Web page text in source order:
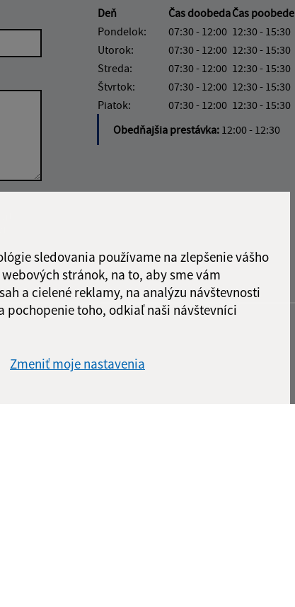
sledovania používame na zlepšenie vášho
stránok, na to, aby sme vám
a cielené reklamy, na analýzu návštevnosti
pochopenie toho, odkiaľ naši návštevníci
Zmeniť moje nastavenia
Deň Čas doobedaČas poobede
Pondelok:
07:30 - 12:00 12:30 - 15:30
Utorok:
07:30 - 12:00 12:30 - 15:30
Streda:
07:30 - 12:00 12:30 - 15:30
Štvrtok:
07:30 - 12:00 12:30 - 15:30
Piatok:
07:30 - 12:00 12:30 - 15:30
Obedňajšia prestávka: 12:00 - 12:30